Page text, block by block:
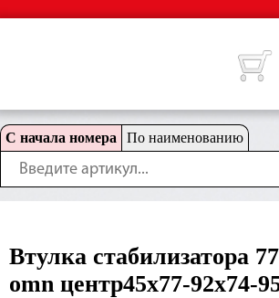
С начала номера По наименованию
Втулка стабилизатора
omn центр45x77-92x74-